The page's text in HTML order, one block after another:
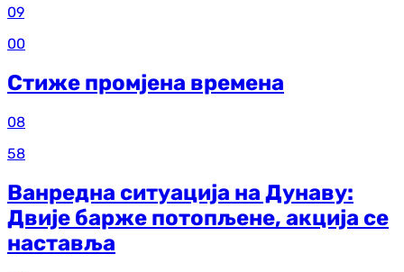
09
00
Стиже промјена времена
08
58
Ванредна ситуација на Дунаву:
Двије барже потопљене, акција се
наставља